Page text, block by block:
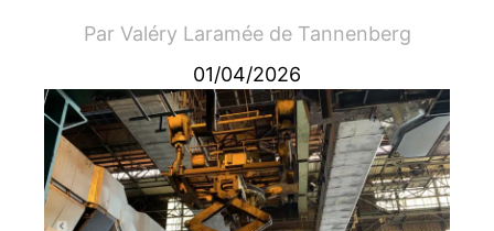
Par Valéry Laramée de Tannenberg
01/04/2026